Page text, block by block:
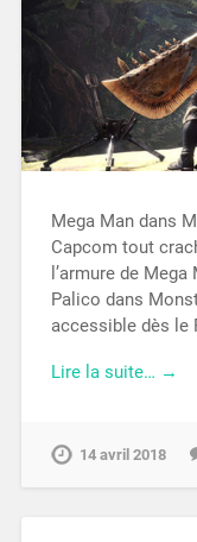
Mega Man dans
Capcom tout
l’armure de
Palico dans
accessible dès le
Lire la suite… →
14 avril 2018